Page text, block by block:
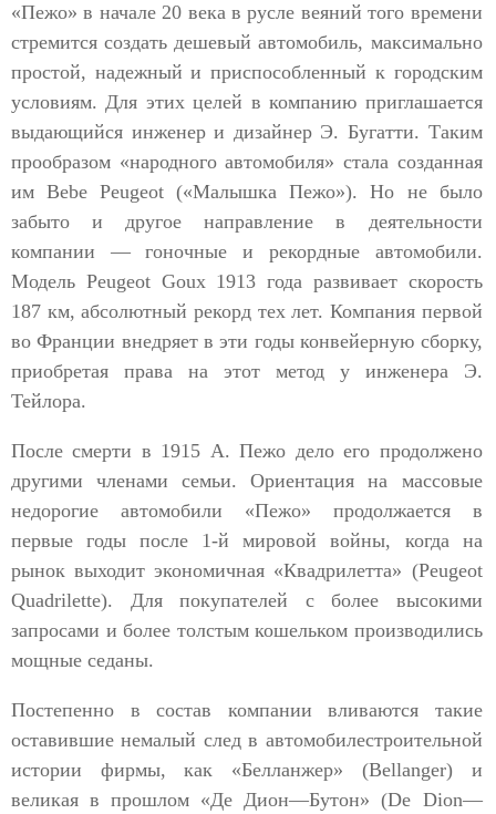
«Пежо» в начале 20 века в русле веяний того времени
стремится создать дешевый автомобиль, максимально
простой, надежный и приспособленный к городским
условиям. Для этих целей в компанию приглашается
выдающийся инженер и дизайнер Э. Бугатти. Таким
прообразом «народного автомобиля» стала созданная
им Bebe Peugeot («Малышка Пежо»). Но не было
забыто и другое направление в деятельности
компании — гоночные и рекордные автомобили.
Модель Peugeot Goux 1913 года развивает скорость
187 км, абсолютный рекорд тех лет. Компания первой
во Франции внедряет в эти годы конвейерную сборку,
приобретая права на этот метод у инженера Э.
Тейлора.
После смерти в 1915 А. Пежо дело его продолжено
другими членами семьи. Ориентация на массовые
недорогие автомобили «Пежо» продолжается в
первые годы после 1-й мировой войны, когда на
рынок выходит экономичная «Квадрилетта» (Peugeot
Quadrilette). Для покупателей с более высокими
запросами и более толстым кошельком производились
мощные седаны.
Постепенно в состав компании вливаются такие
оставившие немалый след в автомобилестроительной
истории фирмы, как «Белланжер» (Bellanger) и
великая в прошлом «Де Дион—Бутон» (De Dion—